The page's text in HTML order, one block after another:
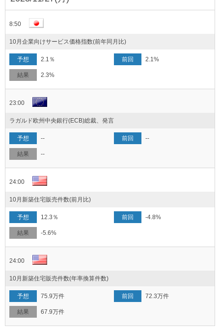
8:50
10月企業向けサービス価格指数(前年同月比)
2.1％ 2.1%
2.3%
23:00
ラガルド欧州中央銀行(ECB)総裁、発言
-- --
--
24:00
10月新築住宅販売件数(前月比)
12.3％ -4.8%
-5.6%
24:00
10月新築住宅販売件数(年率換算件数)
75.9万件 72.3万件
67.9万件